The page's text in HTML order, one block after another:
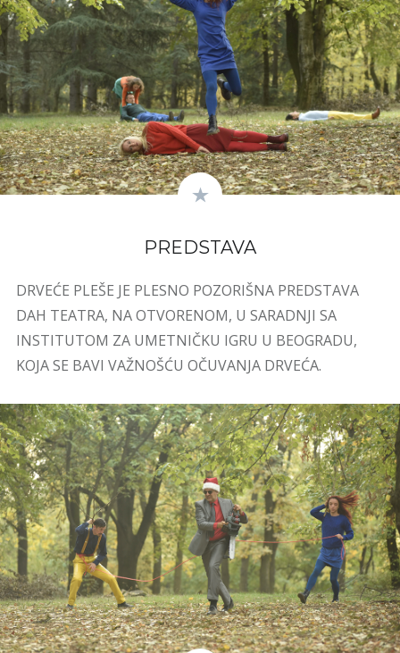
PREDSTAVA
DRVEĆE PLEŠE JE PLESNO POZORIŠNA PREDSTAVA
DAH TEATRA, NA OTVORENOM, U SARADNJI SA
INSTITUTOM ZA UMETNIČKU IGRU U BEOGRADU,
KOJA SE BAVI VAŽNOŠĆU OČUVANJA DRVEĆA.